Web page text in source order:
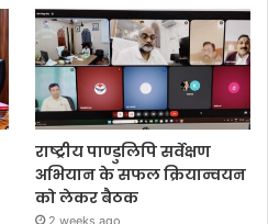
राष्ट्रीय पाण्डुलिपि सर्वेक्षण
अभियान के सफल क्रियान्वयन
को लेकर बैठक